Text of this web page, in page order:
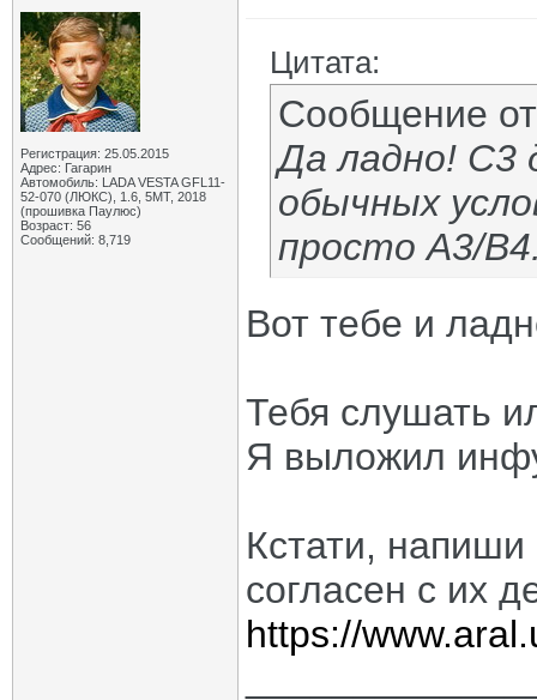
Регистрация: 25.05.2015
Адрес: Гагарин
Автомобиль: LADA VESTA GFL11-
52-070 (ЛЮКС), 1.6, 5МТ, 2018
(прошивка Паулюс)
Возраст: 56
Сообщений: 8,719
Цитата:
Сообщение
Да ладно! С3
обычных
просто А3/
Вот тебе и
Тебя слушать
Я выложил
Кстати,
согласен с их
https://